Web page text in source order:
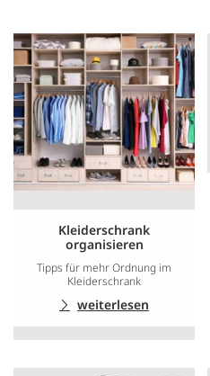
Kleiderschrank
organisieren
Tipps für mehr Ordnung im
Kleiderschrank
weiterlesen